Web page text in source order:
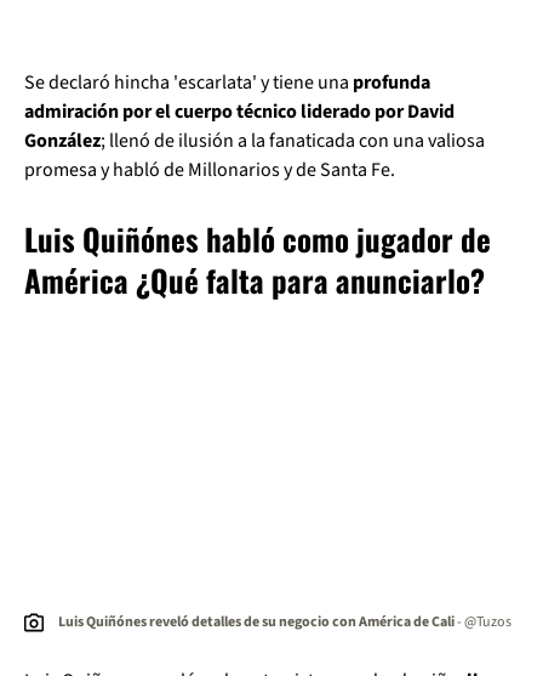
Se declaró hincha 'escarlata' y tiene una profunda
admiración por el cuerpo técnico liderado por David
González; llenó de ilusión a la fanaticada con una valiosa
promesa y habló de Millonarios y de Santa Fe.
Luis Quiñónes habló como jugador de
América ¿Qué falta para anunciarlo?
Luis Quiñónes reveló detalles de su negocio con América de Cali- @Tuzos